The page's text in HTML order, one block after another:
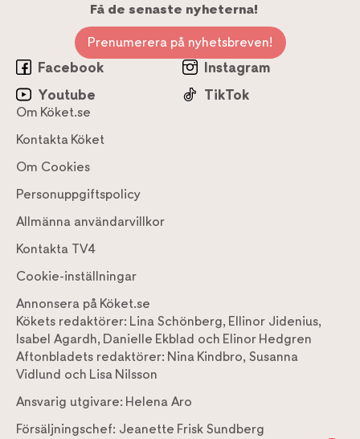
Få de senaste nyheterna!
Prenumerera på nyhetsbreven!
Facebook
Instagram
Youtube
TikTok
Om Köket.se
Kontakta Köket
Om Cookies
Personuppgiftspolicy
Allmänna användarvillkor
Kontakta TV4
Cookie-inställningar
Annonsera på Köket.se
Kökets redaktörer: Lina Schönberg, Ellinor Jidenius,
Isabel Agardh, Danielle Ekblad och Elinor Hedgren
Aftonbladets redaktörer: Nina Kindbro, Susanna
Vidlund och Lisa Nilsson
Ansvarig utgivare: Helena Aro
Försäljningschef: Jeanette Frisk Sundberg